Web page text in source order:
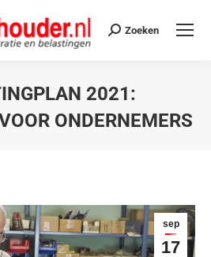
Zoeken
2021:
ONDERNEMERS
sep
17